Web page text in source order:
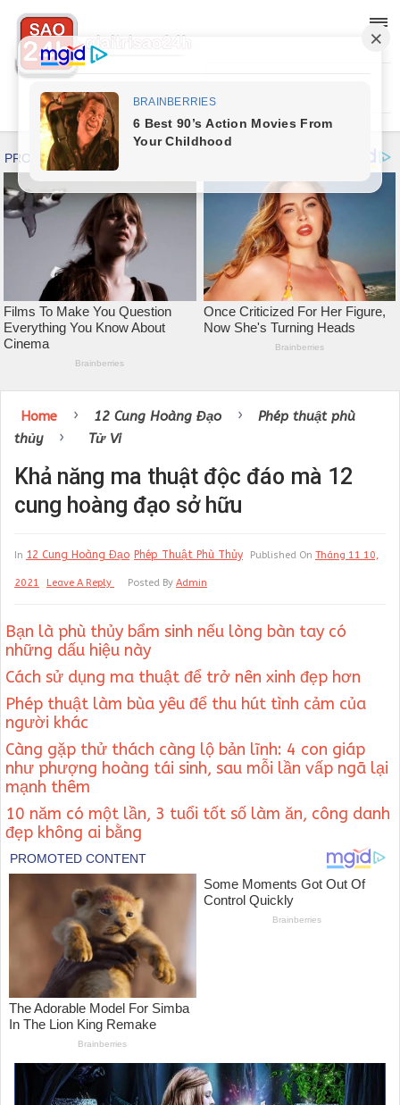
Home › 12 Cung Hoàng Đạo ›
Phép thuật phù
thủy
› Tử Vi
Khả năng ma thuật độc đáo mà 12
cung hoàng đạo sở hữu
In 12 Cung Hoàng Đạo Phép Thuật Phù Thủy Published On Tháng 11 10,
2021 Leave A Reply Posted By Admin
Bạn là phù thủy bẩm sinh nếu lòng bàn tay có
những dấu hiệu này
Cách sử dụng ma thuật để trở nên xinh đẹp hơn
Phép thuật làm bùa yêu để thu hút tình cảm của
người khác
Càng gặp thử thách càng lộ bản lĩnh: 4 con giáp
như phượng hoàng tái sinh, sau mỗi lần vấp ngã lại
mạnh thêm
10 năm có một lần, 3 tuổi tốt số làm ăn, công danh
đẹp không ai bằng